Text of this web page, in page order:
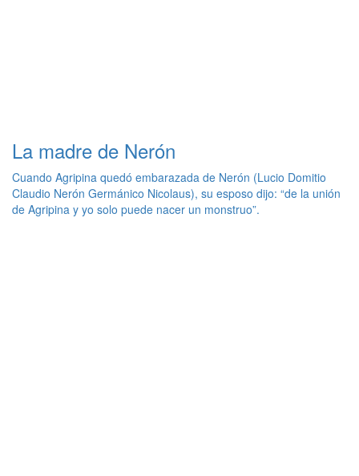
La madre de Nerón
Cuando Agripina quedó embarazada de Nerón (Lucio Domitio
Claudio Nerón Germánico Nicolaus), su esposo dijo: “de la unión
de Agripina y yo solo puede nacer un monstruo”.